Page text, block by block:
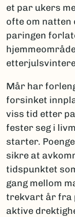
et par ukers
ofte om natten
paringen
Mår har
forsinket
viss tid etter
fester seg i
starter.
sikre at
tidspunktet
gang mellom
trekvart år fra
aktive